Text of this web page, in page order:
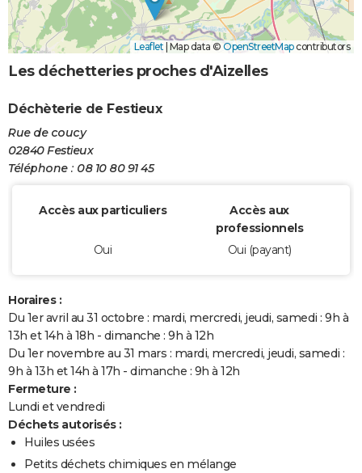
Leaflet Map data © OpenStreetMapcontributors
Les déchetteries proches d'Aizelles
Déchèterie de Festieux
Rue de coucy
02840 Festieux
Téléphone : 08 10 80 91 45
Accès aux particuliers
Accès aux
professionnels
Oui
Oui (payant)
Horaires :
Du 1er avril au 31 octobre : mardi, mercredi, jeudi, samedi : 9h à
13h et 14h à 18h - dimanche : 9h à 12h
Du 1er novembre au 31 mars : mardi, mercredi, jeudi, samedi :
9h à 13h et 14h à 17h - dimanche : 9h à 12h
Fermeture :
Lundi et vendredi
Déchets autorisés :
Huiles usées
Petits déchets chimiques en mélange